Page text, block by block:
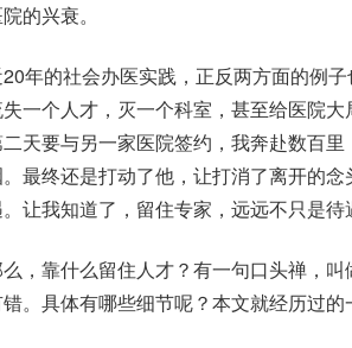
的兴衰。
的社会办医实践，正反两方面的例子
一个人才，灭一个科室，甚至给医院
天要与另一家医院签约，我奔赴数百
最终还是打动了他，让打消了离开的
让我知道了，留住专家，远远不只是待
靠什么留住人才？有一句口头禅，叫
。具体有哪些细节呢？本文就经历过的